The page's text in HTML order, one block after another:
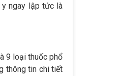
y ngay lập tức là
9 loại thuốc phổ
thông tin chi tiết